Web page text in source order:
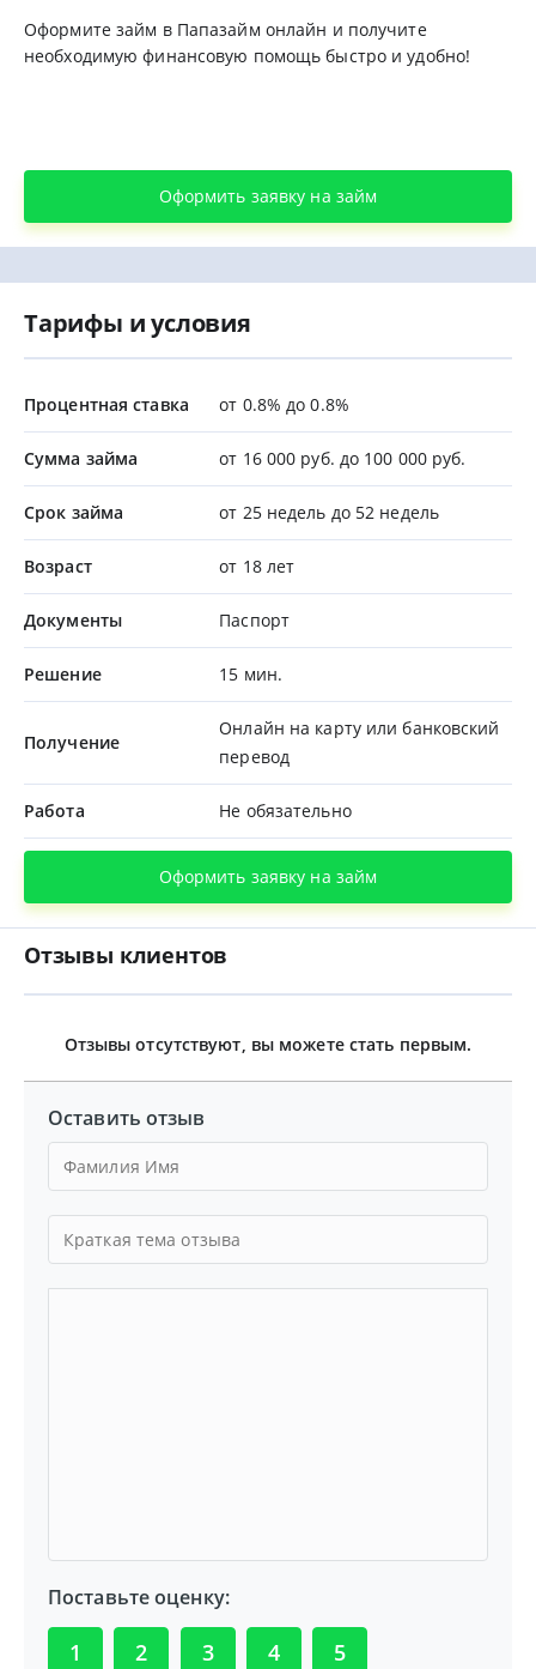
Оформите займ в Папазайм онлайн и получите
необходимую финансовую помощь быстро и удобно!
Оформить заявку на займ
Тарифы и условия
Процентная ставка от 0.8% до 0.8%
Сумма займа от 16 000 руб. до 100 000 руб.
Срок займа от 25 недель до 52 недель
Возраст от 18 лет
Документы Паспорт
Решение 15 мин.
Получение
Онлайн на карту или банковский
перевод
Работа Не обязательно
Оформить заявку на займ
Отзывы клиентов
Отзывы отсутствуют, вы можете стать первым.
Оставить отзыв
Поставьте оценку:
1 2 3 4 5